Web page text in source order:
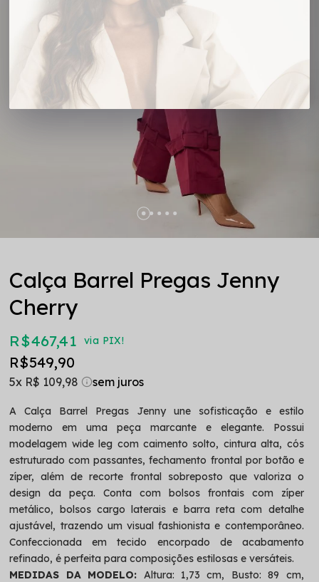
Calça Barrel Pregas Jenny
Cherry
R$ 467,41 via PIX!
R$ 549,90
5x R$ 109,98
A Calça Barrel Pregas Jenny une sofisticação e estilo
moderno em uma peça marcante e elegante. Possui
modelagem wide leg com caimento solto, cintura alta, cós
estruturado com passantes, fechamento frontal por botão e
zíper, além de recorte frontal sobreposto que valoriza o
design da peça. Conta com bolsos frontais com zíper
metálico, bolsos cargo laterais e barra reta com detalhe
ajustável, trazendo um visual fashionista e contemporâneo.
Confeccionada em tecido encorpado de acabamento
refinado, é perfeita para composições estilosas e versáteis.
MEDIDAS DA MODELO: Altura: 1,73 cm, Busto: 89 cm,